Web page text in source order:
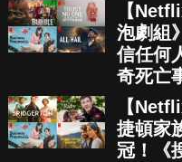
【
泡劇組
信任何
奇死亡
【
捷頓家
冠！《